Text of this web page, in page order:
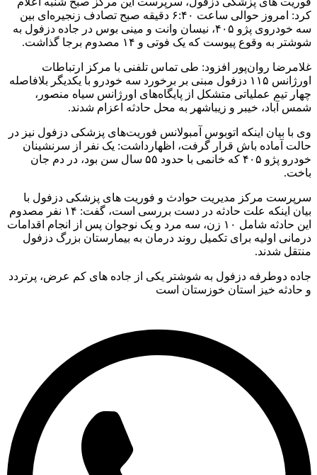
کرد: امروز حوالی ساعت ۶:۴۰ دقیقه صبح تصادف زنجیره‌ای بین
سه خودروی پژو ۴۰۵، نیسان وانت و مینی بوس در جاده دزفول به
وقوع پیوست که یک فوتی و ۱۴ مصدوم برجا گذاشت.
روان‌پور افزود: طی تماس تلفنی با مرکز ارتباطات
اورژانس ۱۱۵ دزفول مبنی بر برخورد سه خودرو با یکدیگر بلافاصله
تیم عملیاتی متشکل از پایگاه‌های اورژانس سیاه منصور،
خیبر و زیباشهر به محل حادثه اعزام شدند.
بیان اینکه اتوبوس آمبولانس فوریت‌های پزشکی دزفول نیز در
آماده باش قرار گرفت، اظهارداشت: یک نفر از سرنشینان
خودرو پژو ۴۰۵ که خانمی با حدود ۵۵ سال سن بود، در دم جان
مرکز مدیریت حوادث و فوریت های پزشکی دزفول با
بیان اینکه علت حادثه در دست بررسی است، گفت: ۱۴ نفر مصدوم
این حادثه شامل ۱۰ زن، سه مرد و یک نوجوان پس از انجام اقدامات
اولیه برای تکمیل روند درمان به بیمارستان بزرگ دزفول
شدند.
دوطرفه دزفول به شوشتر یکی از جاده های کم عرض، پرتردد
خیز استان خوزستان است